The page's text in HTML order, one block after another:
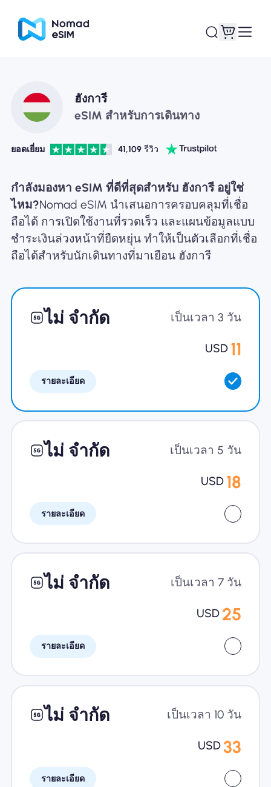
เข้าสู่ระบบ / ลง
ทะเบียน
แผนร้านค้า
เกี่ยวกับ eSIM
ฮังการี
eSIM สำหรับการเดินทาง
ยอดเยี่ยม 41,109 รีวิว
กำลังมองหา eSIM ที่ดีที่สุดสำหรับ ฮังการี อยู่ใช่
ไหม?Nomad eSIM นำเสนอการครอบคลุมที่เชื่อ
ถือได้ การเปิดใช้งานที่รวดเร็ว และแผนข้อมูลแบบ
ชำระเงินล่วงหน้าที่ยืดหยุ่น ทำให้เป็นตัวเลือกที่เชื่อ
ถือได้สำหรับนักเดินทางที่มาเยือน ฮังการี
ไม่ จำกัด เป็นเวลา 3 วัน
USD 11
รายละเอียด
ไม่ จำกัด เป็นเวลา 5 วัน
USD 18
รายละเอียด
ไม่ จำกัด เป็นเวลา 7 วัน
USD 25
รายละเอียด
ไม่ จำกัด เป็นเวลา 10 วัน
USD 33
รายละเอียด